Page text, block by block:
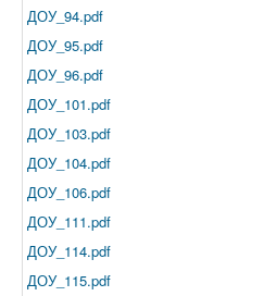
ДОУ_94.pdf
ДОУ_95.pdf
ДОУ_96.pdf
ДОУ_101.pdf
ДОУ_103.pdf
ДОУ_104.pdf
ДОУ_106.pdf
ДОУ_111.pdf
ДОУ_114.pdf
ДОУ_115.pdf